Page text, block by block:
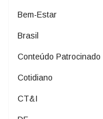
Bem-Estar
Brasil
Conteúdo Patrocinado
Cotidiano
CT&I